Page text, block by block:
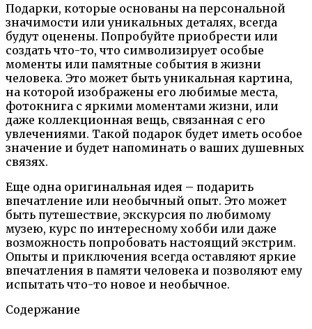
Подарки, которые основаны на персональной
значимости или уникальных деталях, всегда
будут оценены. Попробуйте приобрести или
создать что-то, что символизирует особые
моменты или памятные события в жизни
человека. Это может быть уникальная картина,
на которой изображены его любимые места,
фотокнига с яркими моментами жизни, или
даже коллекционная вещь, связанная с его
увлечениями. Такой подарок будет иметь особое
значение и будет напоминать о ваших душевных
связях.
Еще одна оригинальная идея – подарить
впечатление или необычный опыт. Это может
быть путешествие, экскурсия по любимому
музею, курс по интересному хобби или даже
возможность попробовать настоящий экстрим.
Опыты и приключения всегда оставляют яркие
впечатления в памяти человека и позволяют ему
испытать что-то новое и необычное.
Содержание